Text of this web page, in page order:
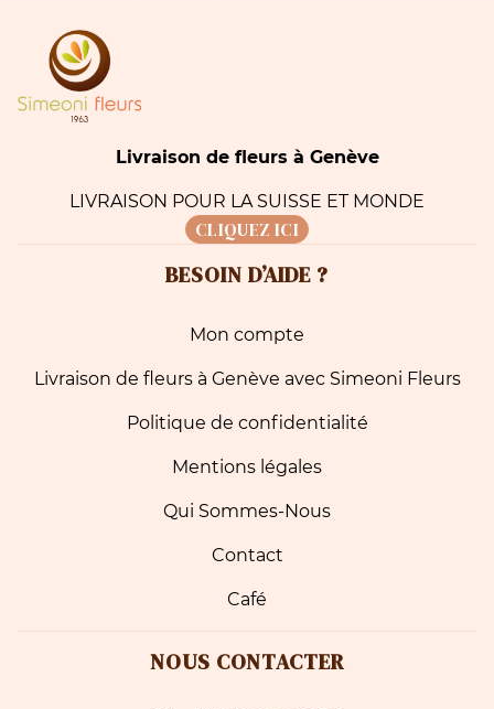
Livraison de fleurs à Genève
LIVRAISON POUR LA SUISSE ET MONDE
CLIQUEZ ICI
BESOIN D’AIDE ?
Mon compte
Livraison de fleurs à Genève avec Simeoni Fleurs
Politique de confidentialité
Mentions légales
Qui Sommes-Nous
Contact
Café
NOUS CONTACTER